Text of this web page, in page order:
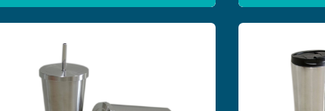
flask vacuum